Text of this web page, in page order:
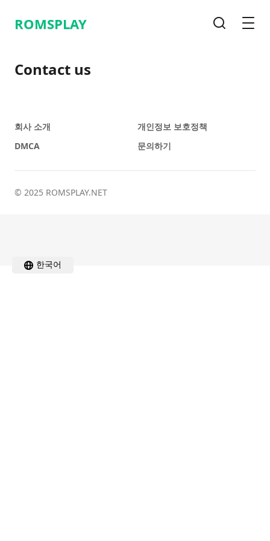
ROMSPLAY
Contact us
회사 소개
개인정보 보호정책
DMCA
문의하기
© 2025 ROMSPLAY.NET
한국어